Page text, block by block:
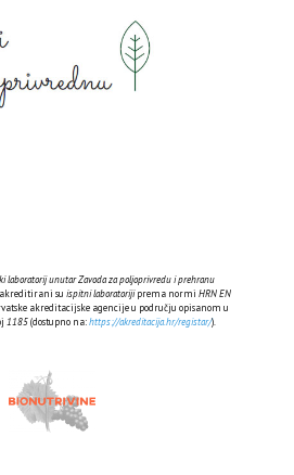
laboratorij unutar Zavoda za poljoprivredu i prehranu
akreditirani su ispitni laboratorijiprema normi HRN EN
akreditacijske agencije u području opisanom u
1185(dostupno na:https://akreditacija.hr/registar/).